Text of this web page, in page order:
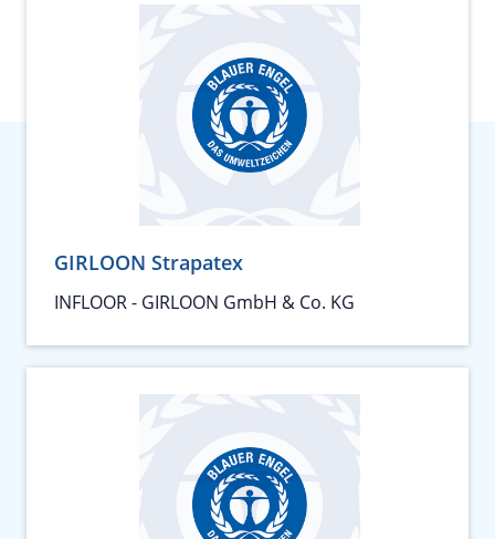
GIRLOON Strapatex
INFLOOR - GIRLOON GmbH & Co. KG